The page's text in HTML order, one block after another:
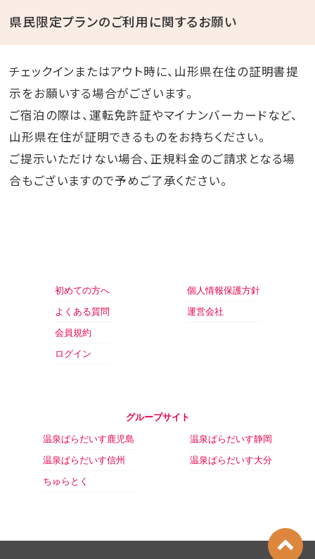
県民限定プランのご利用に関するお願い
チェックインまたはアウト時に、山形県在住の証明書提
示をお願いする場合がございます。
ご宿泊の際は、運転免許証やマイナンバーカードなど、
山形県在住が証明できるものをお持ちください。
ご提示いただけない場合、正規料金のご請求となる場
合もございますので予めご了承ください。
初めての方へ
よくある質問
会員規約
ログイン
個人情報保護方針
運営会社
グループサイト
温泉ぱらだいす鹿児島
温泉ぱらだいす信州
ちゅらとく
温泉ぱらだいす静岡
温泉ぱらだいす大分